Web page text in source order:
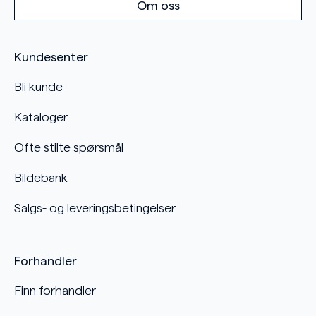
Kundesenter
Bli kunde
Kataloger
Ofte stilte spørsmål
Bildebank
Salgs- og leveringsbetingelser
Forhandler
Finn forhandler
Om oss